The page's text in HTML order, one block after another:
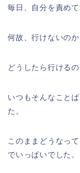
毎日、自分を責めて
何故、行けないのか
どうしたら行けるの
いつもそんなこと
た。
このままどうなっ
でいっぱいでした。